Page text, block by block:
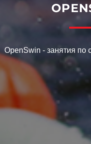
OpenSwin - занятия по